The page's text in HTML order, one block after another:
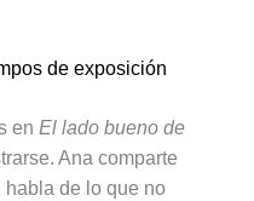
de exposición
enEl lado bueno de
Ana comparte
habla de lo que no